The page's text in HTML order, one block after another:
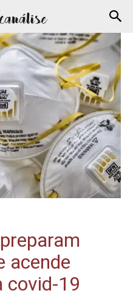
acende
covid-19